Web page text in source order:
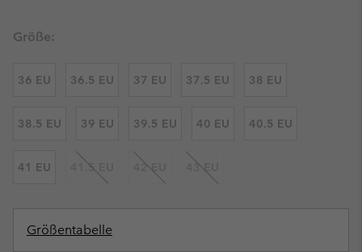
Größe:
36 EU 36.5 EU 37 EU 37.5 EU 38 EU
38.5 EU 39 EU 39.5 EU 40 EU 40.5 EU
41 EU 41.5 EU 42 EU 43 EU
Größentabelle